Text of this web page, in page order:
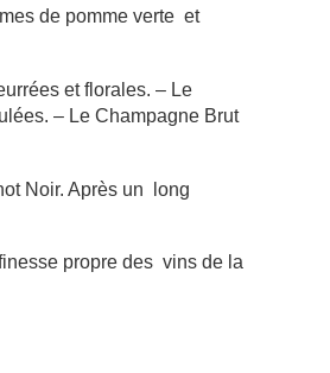
de pomme verte et
et florales. – Le
– Le Champagne Brut
Noir. Après un long
propre des vins de la